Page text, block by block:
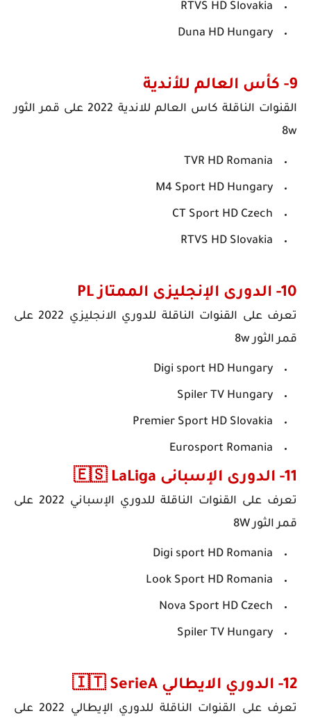
RTVS HD Slovakia
Duna HD Hungary
9- كأس العالم للأندية
القنوات الناقلة كاس العالم للاندية 2022 على قمر الثور
8w
TVR HD Romania
M4 Sport HD Hungary
CT Sport HD Czech
RTVS HD Slovakia
10- الدورى الإنجليزى الممتاز PL ‏
تعرف على القنوات الناقلة للدوري الانجليزي 2022 على
قمر الثور 8w
Digi sport HD Hungary
Spiler TV Hungary
Premier Sport HD Slovakia
Eurosport Romania
11- الدورى الإسبانى LaLiga ‏🇪🇸
تعرف على القنوات الناقلة للدوري الإسباني 2022 على
قمر الثور 8W
Digi sport HD Romania
Look Sport HD Romania
Nova Sport HD Czech
Spiler TV Hungary
12- الدوري الايطالي SerieA ‏🇮🇹
تعرف على القنوات الناقلة للدوري الإيطالي 2022
على